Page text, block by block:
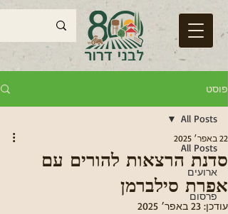
פוסט
All Posts
ארועים
פרסום
All Posts
סדנת הרצאות להורים עם
אפרת סילברמן
22 באפר׳ 2025
עודכן: 23 באפר׳ 2025